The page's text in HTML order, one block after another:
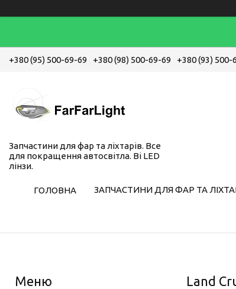
+380 (95) 500-69-69 +380 (98) 500-69-69 +380 (93) 500-
Запчастини для фар та ліхтарів. Все
для покращення автосвітла. Bi LED
лінзи.
ГОЛОВНА ЗАПЧАСТИНИ ДЛЯ ФАР ТА
Land